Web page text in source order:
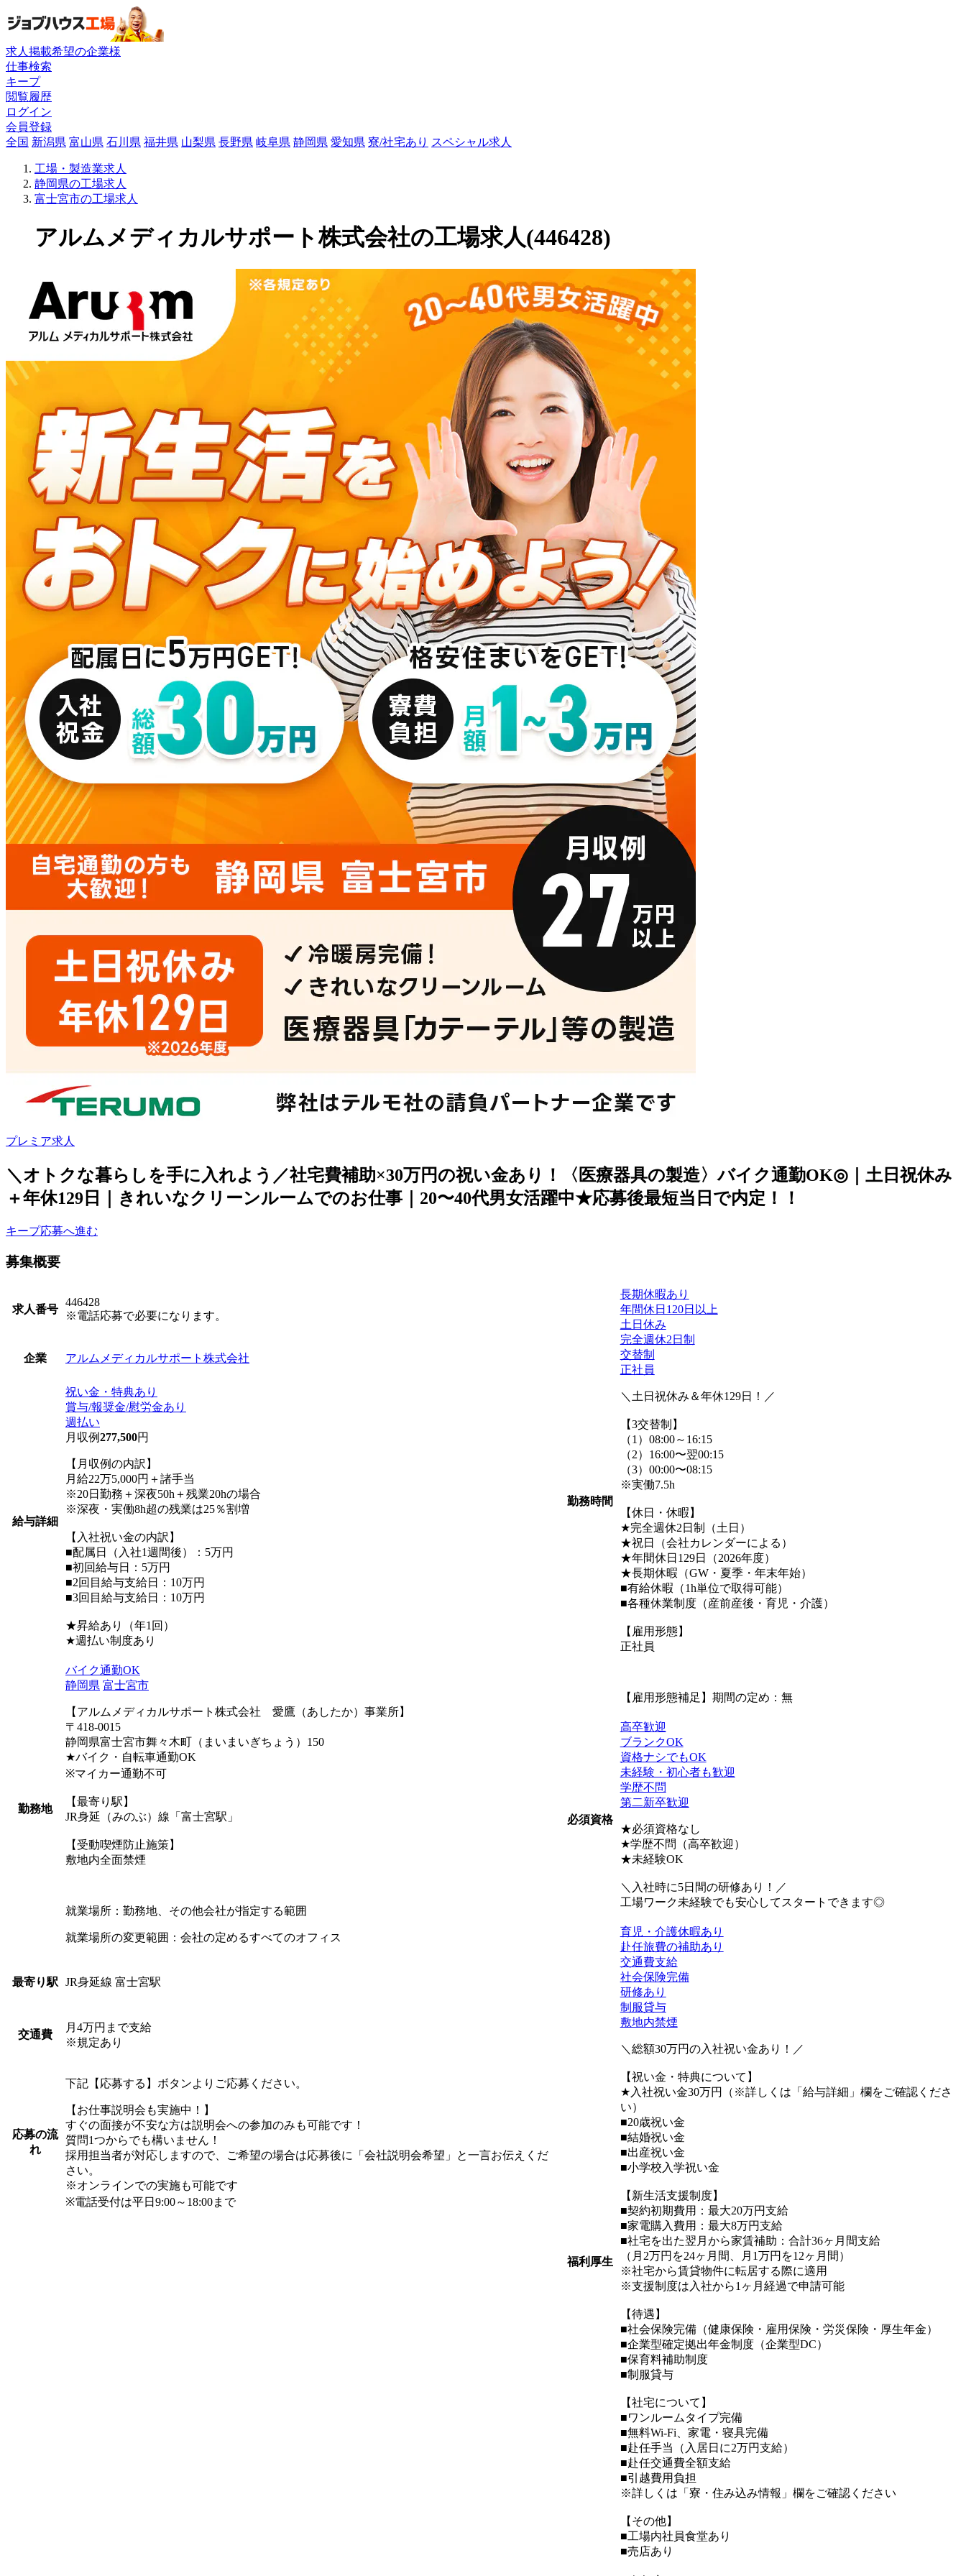
求人掲載希望の企業様
仕事検索
キープ
閲覧履歴
ログイン
会員登録
全国 新潟県 富山県 石川県 福井県 山梨県 長野県 岐阜県 静岡県 愛知県 寮/社宅あり スペシャル求人
工場・製造業求人
静岡県の工場求人
富士宮市の工場求人
アルムメディカルサポート株式会社の工場求人(446428)
プレミア求人
＼オトクな暮らしを手に入れよう／社宅費補助×30万円の祝い金あり！〈医療器具の製造〉バイク通勤OK◎｜土日祝休み
＋年休129日｜きれいなクリーンルームでのお仕事｜20〜40代男女活躍中★応募後最短当日で内定！！
キープ応募へ進む
募集概要
求人番号
446428
※電話応募で必要になります。
企業 アルムメディカルサポート株式会社
給与詳細
祝い金・特典あり
賞与/報奨金/慰労金あり
週払い
月収例277,500円
【月収例の内訳】
月給22万5,000円＋諸手当
※20日勤務＋深夜50h＋残業20hの場合
※深夜・実働8h超の残業は25％割増
【入社祝い金の内訳】
■配属日（入社1週間後）：5万円
■初回給与日：5万円
■2回目給与支給日：10万円
■3回目給与支給日：10万円
★昇給あり（年1回）
★週払い制度あり
勤務地
バイク通勤OK
静岡県 富士宮市
【アルムメディカルサポート株式会社 愛鷹（あしたか）事業所】
〒418-0015
静岡県富士宮市舞々木町（まいまいぎちょう）150
★バイク・自転車通勤OK
※マイカー通勤不可
【最寄り駅】
JR身延（みのぶ）線「富士宮駅」
【受動喫煙防止施策】
敷地内全面禁煙
就業場所：勤務地、その他会社が指定する範囲
就業場所の変更範囲：会社の定めるすべてのオフィス
最寄り駅 JR身延線 富士宮駅
交通費
月4万円まで支給
※規定あり
応募の流
れ
下記【応募する】ボタンよりご応募ください。
【お仕事説明会も実施中！】
すぐの面接が不安な方は説明会への参加のみも可能です！
質問1つからでも構いません！
採用担当者が対応しますので、ご希望の場合は応募後に「会社説明会希望」と一言お伝えくだ
さい。
※オンラインでの実施も可能です
※電話受付は平日9:00～18:00まで
勤務時間
長期休暇あり
年間休日120日以上
土日休み
完全週休2日制
交替制
正社員
＼土日祝休み＆年休129日！／
【3交替制】
（1）08:00～16:15
（2）16:00〜翌00:15
（3）00:00〜08:15
※実働7.5h
【休日・休暇】
★完全週休2日制（土日）
★祝日（会社カレンダーによる）
★年間休日129日（2026年度）
★長期休暇（GW・夏季・年末年始）
■有給休暇（1h単位で取得可能）
■各種休業制度（産前産後・育児・介護）
【雇用形態】
正社員
【雇用形態補足】期間の定め：無
必須資格
高卒歓迎
ブランクOK
資格ナシでもOK
未経験・初心者も歓迎
学歴不問
第二新卒歓迎
★必須資格なし
★学歴不問（高卒歓迎）
★未経験OK
＼入社時に5日間の研修あり！／
工場ワーク未経験でも安心してスタートできます◎
福利厚生
育児・介護休暇あり
赴任旅費の補助あり
交通費支給
社会保険完備
研修あり
制服貸与
敷地内禁煙
＼総額30万円の入社祝い金あり！／
【祝い金・特典について】
★入社祝い金30万円（※詳しくは「給与詳細」欄をご確認くださ
い）
■20歳祝い金
■結婚祝い金
■出産祝い金
■小学校入学祝い金
【新生活支援制度】
■契約初期費用：最大20万円支給
■家電購入費用：最大8万円支給
■社宅を出た翌月から家賃補助：合計36ヶ月間支給
（月2万円を24ヶ月間、月1万円を12ヶ月間）
※社宅から賃貸物件に転居する際に適用
※支援制度は入社から1ヶ月経過で申請可能
【待遇】
■社会保険完備（健康保険・雇用保険・労災保険・厚生年金）
■企業型確定拠出年金制度（企業型DC）
■保育料補助制度
■制服貸与
【社宅について】
■ワンルームタイプ完備
■無料Wi-Fi、家電・寝具完備
■赴任手当（入居日に2万円支給）
■赴任交通費全額支給
■引越費用負担
※詳しくは「寮・住み込み情報」欄をご確認ください
【その他】
■工場内社員食堂あり
■売店あり